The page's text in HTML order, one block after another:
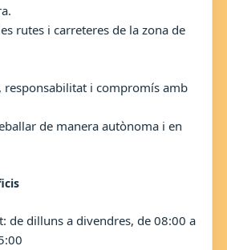
rutes i carreteres de la zona de
responsabilitat i compromís amb
de manera autònoma i en
de dilluns a divendres, de 08:00 a